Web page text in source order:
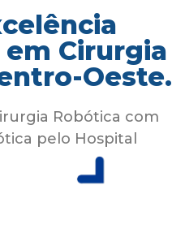
Cirurgia
Oeste.
Robótica com
pelo Hospital